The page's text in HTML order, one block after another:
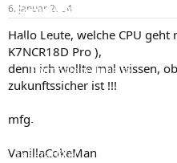
Forum
Aktuelles
Empfohlene Inhalte
Neueste Aktivitäten
Leserartikel
e
r
t
a
6. Januar 2004
Hallo Leute, welche CPU
K7NCR18D Pro ),
denn ich wollte mal wissen,
zukunftssicher ist !!!
mfg,
VanillaCokeMan